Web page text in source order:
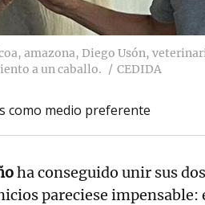
amazona, Diego Usón,
a un caballo.
CEDIDA
como medio preferente
ha conseguido unir sus
pareciese